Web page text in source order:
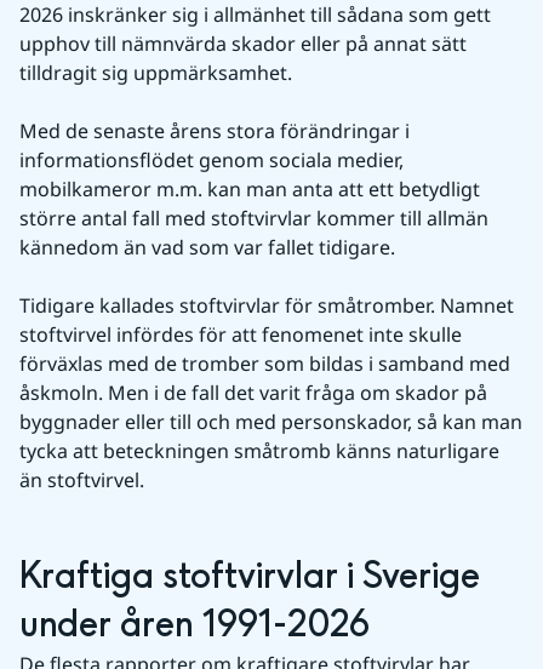
2026 inskränker sig i allmänhet till sådana som gett
upphov till nämnvärda skador eller på annat sätt
tilldragit sig uppmärksamhet.
Med de senaste årens stora förändringar i
informationsflödet genom sociala medier,
mobilkameror m.m. kan man anta att ett betydligt
större antal fall med stoftvirvlar kommer till allmän
kännedom än vad som var fallet tidigare.
Tidigare kallades stoftvirvlar för småtromber. Namnet
stoftvirvel infördes för att fenomenet inte skulle
förväxlas med de tromber som bildas i samband med
åskmoln. Men i de fall det varit fråga om skador på
byggnader eller till och med personskador, så kan man
tycka att beteckningen småtromb känns naturligare
än stoftvirvel.
Kraftiga stoftvirvlar i Sverige
under åren 1991-2026